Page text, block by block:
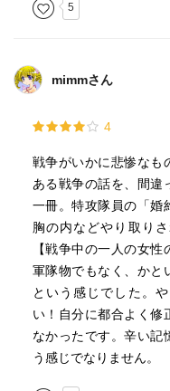
5
mimmさん
4
戦争がいかに悲惨なも
ある戦争の話を、間違
一冊。特攻隊員の「婚
胸の内などやり取り
【戦争中の一人の女
軍隊物でもなく、かと
という感じでした。
い！自分に都合よく修
なかったです。辛い記
う感じでなりません。